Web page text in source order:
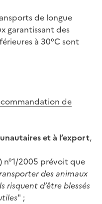
de longue
garantissant des
à 30°C sont
de
et à l’export,
n°1/2005 prévoit que
des animaux
risquent d’être blessés
" ;